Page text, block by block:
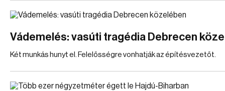
Vádemelés: vasúti tragédia Debrecen
Két munkás hunyt el. Felelősségre vonhatják az építésvezetőt.